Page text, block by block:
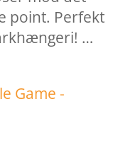
point. Perfekt
…